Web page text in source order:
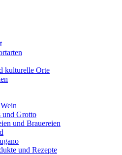
kulturelle Orte
und Grotto
und Brauereien
und Rezepte